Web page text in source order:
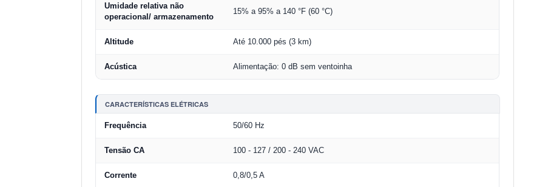
Umidade relativa não
operacional/ armazenamento
15% a 95% a 140 °F (60 °C)
Altitude Até 10.000 pés (3 km)
Acústica Alimentação: 0 dB sem ventoinha
CARACTERÍSTICAS ELÉTRICAS
Frequência 50/60 Hz
Tensão CA 100 - 127 / 200 - 240 VAC
Corrente 0,8/0,5 A